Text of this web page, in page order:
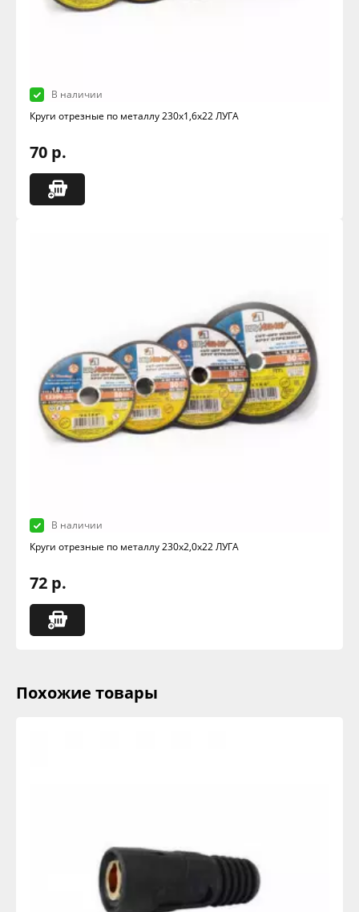
В наличии
Круги отрезные по металлу 230х1,6х22 ЛУГА
70 р.
В наличии
Круги отрезные по металлу 230х2,0х22 ЛУГА
72 р.
Похожие товары